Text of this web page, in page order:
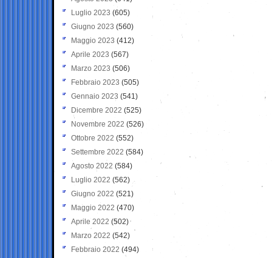
Luglio 2023 (605)
Giugno 2023 (560)
Maggio 2023 (412)
Aprile 2023 (567)
Marzo 2023 (506)
Febbraio 2023 (505)
Gennaio 2023 (541)
Dicembre 2022 (525)
Novembre 2022 (526)
Ottobre 2022 (552)
Settembre 2022 (584)
Agosto 2022 (584)
Luglio 2022 (562)
Giugno 2022 (521)
Maggio 2022 (470)
Aprile 2022 (502)
Marzo 2022 (542)
Febbraio 2022 (494)